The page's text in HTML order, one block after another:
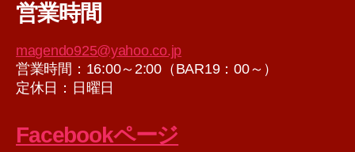
イ
営業時間
magendo925@yahoo.co.jp
営業時間：16:00～2:00（BAR19：00～）
定休日：日曜日
Facebookページ